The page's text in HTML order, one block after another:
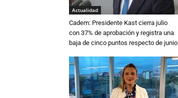
Actualidad
Cadem: Presidente Kast cierra julio
con 37% de aprobación y registra una
baja de cinco puntos respecto de junio